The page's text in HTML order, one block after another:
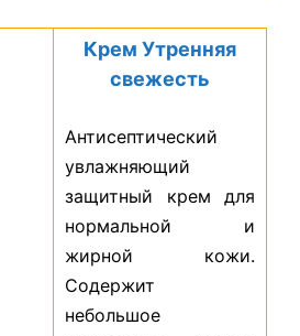
Крем Утренняя
свежесть
Антисептический
увлажняющий
защитный крем для
нормальной и
жирной кожи.
Содержит
небольшое